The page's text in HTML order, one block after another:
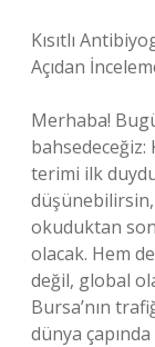
Kısıtlı
Açıdan
Merhaba!
bahsedeceğiz:
terimi ilk
düşünebilirsin,
okuduktan
olacak. Hem
değil, global
Bursa’nın
dünya